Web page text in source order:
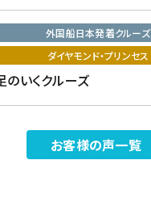
外国船日本発着クルーズ
ダイヤモンド・プリンセス
いくクルーズ
お客様の声一覧